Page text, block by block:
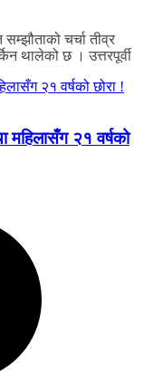
चर्चा तीव्र
थालेको छ । उत्तरपूर्वी
महिलासँग २१ वर्षको